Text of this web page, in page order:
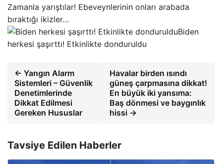
Zamanla yarıştılar! Ebeveynlerinin onları arabada
bıraktığı ikizler…
Biden
herkesi şaşırttı! Etkinlikte donduruldu
← Yangın Alarm
Sistemleri – Güvenlik
Denetimlerinde
Dikkat Edilmesi
Gereken Hususlar
Havalar birden ısındı
güneş çarpmasına dikkat!
En büyük iki yansıma:
Baş dönmesi ve baygınlık
hissi →
Tavsiye Edilen Haberler